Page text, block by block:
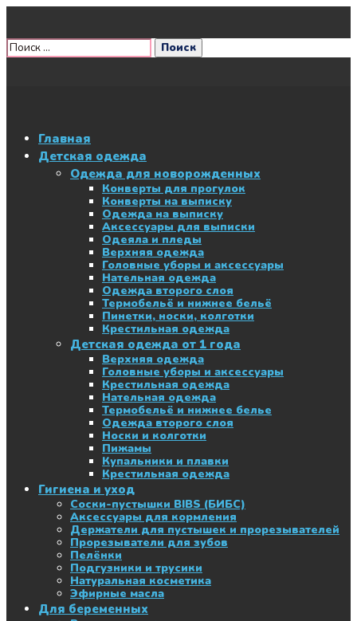
Главная
Детская одежда
Одежда для новорожденных
Конверты для прогулок
Конверты на выписку
Одежда на выписку
Аксессуары для выписки
Одеяла и пледы
Верхняя одежда
Головные уборы и аксессуары
Нательная одежда
Одежда второго слоя
Термобельё и нижнее бельё
Пинетки, носки, колготки
Крестильная одежда
Детская одежда от 1 года
Верхняя одежда
Головные уборы и аксессуары
Крестильная одежда
Нательная одежда
Термобельё и нижнее белье
Одежда второго слоя
Носки и колготки
Пижамы
Купальники и плавки
Крестильная одежда
Гигиена и уход
Соски-пустышки BIBS (БИБС)
Аксессуары для кормления
Держатели для пустышек и прорезывателей
Прорезыватели для зубов
Пелёнки
Подгузники и трусики
Натуральная косметика
Эфирные масла
Для беременных